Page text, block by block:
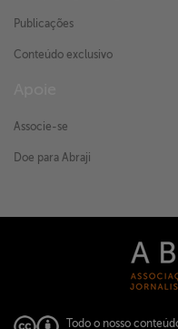
Publicações
Conteúdo exclusivo
Associe-se
Doe para Abraji
Todo o nosso